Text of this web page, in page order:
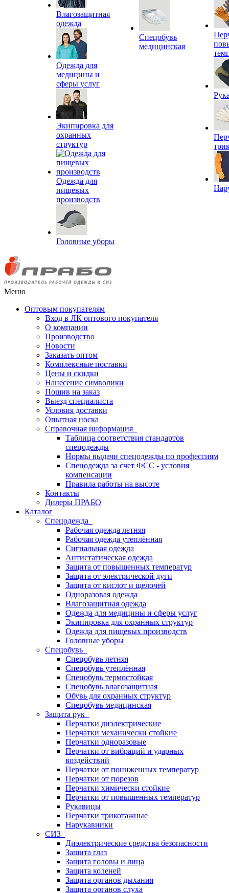
Влагозащитная
одежда
Одежда для
медицины и
сферы услуг
Экипировка для
охранных
структур
Одежда для
пищевых
производств
Головные уборы
Спецобувь
медицинская
Меню
Оптовым покупателям
Вход в ЛК оптового покупателя
О компании
Производство
Новости
Заказать оптом
Комплексные поставки
Цены и скидки
Нанесение символики
Пошив на заказ
Выезд специалиста
Условия доставки
Опытная носка
Справочная информация
Таблица соответствия стандартов
спецодежды
Нормы выдачи спецодежды по профессиям
Спецодежда за счет ФСС - условия
компенсации
Правила работы на высоте
Контакты
Дилеры ПРАБО
Каталог
Спецодежда
Рабочая одежда летняя
Рабочая одежда утеплённая
Сигнальная одежда
Антистатическая одежда
Защита от повышенных температур
Защита от электрической дуги
Защита от кислот и щелочей
Одноразовая одежда
Влагозащитная одежда
Одежда для медицины и сферы услуг
Экипировка для охранных структур
Одежда для пищевых производств
Головные уборы
Спецобувь
Спецобувь летняя
Спецобувь утеплённая
Спецобувь термостойкая
Спецобувь влагозащитная
Обувь для охранных структур
Спецобувь медицинская
Защита рук
Перчатки диэлектрические
Перчатки механически стойкие
Перчатки одноразовые
Перчатки от вибраций и ударных
воздействий
Перчатки от пониженных температур
Перчатки от порезов
Перчатки химически стойкие
Перчатки от повышенных температур
Рукавицы
Перчатки трикотажные
Нарукавники
СИЗ
Диэлектрические средства безопасности
Защита глаз
Защита головы и лица
Защита коленей
Защита органов дыхания
Защита органов слуха